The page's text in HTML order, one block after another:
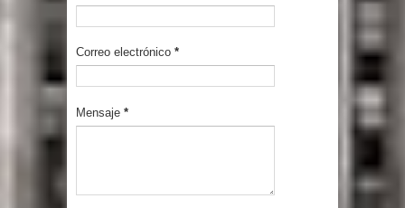
Correo electrónico *
Mensaje *